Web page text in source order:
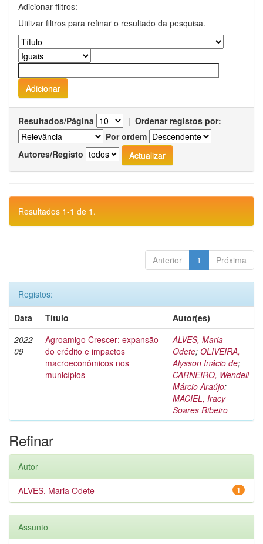
Adicionar filtros:
Utilizar filtros para refinar o resultado da pesquisa.
Resultados/Página | Ordenar registos por:
Por ordem
Autores/Registo
Resultados 1-1 de 1.
Anterior 1 Próxima
Registos:
Data
Título
Autor(es)
2022-
09
Agroamigo Crescer: expansão
do crédito e impactos
macroeconômicos nos
municípios
ALVES, Maria
Odete; OLIVEIRA,
Alysson Inácio de;
CARNEIRO, Wendell
Márcio Araújo;
MACIEL, Iracy
Soares Ribeiro
Refinar
Autor
1
ALVES, Maria Odete
Assunto